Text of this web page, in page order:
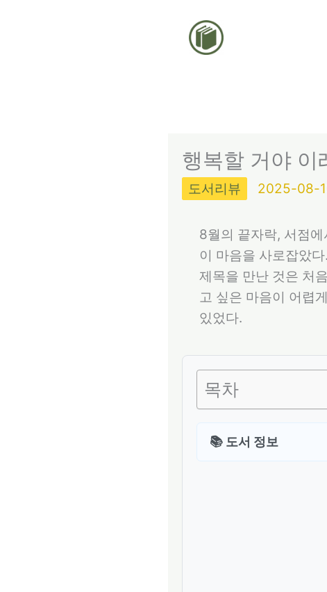
행복할 거야 이
도서리뷰 2025-08-
8월의 끝자락, 서점
이 마음을 사로잡았
제목을 만난 것은 처
고 싶은 마음이 어렵
있었다.
목차
📚 도서 정보